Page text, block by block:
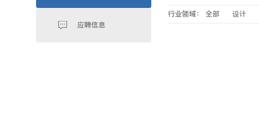
应聘信息
行业领域： 全部 设计